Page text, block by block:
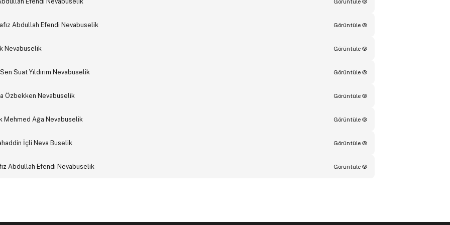
Abdullah Efendi Nevabuselik Görüntüle
Nevabuselik Görüntüle
Suat Yıldırım Nevabuselik Görüntüle
Özbekken Nevabuselik Görüntüle
Mehmed Ağa Nevabuselik Görüntüle
İçli Neva Buselik Görüntüle
Abdullah Efendi Nevabuselik Görüntüle